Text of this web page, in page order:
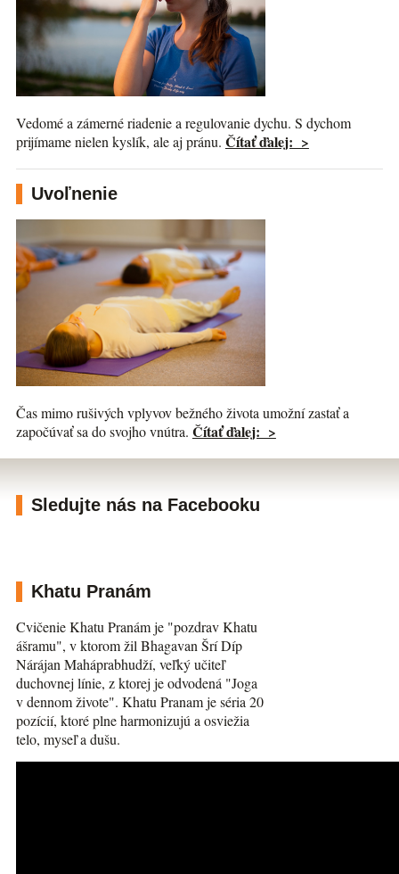
Vedomé a zámerné riadenie a regulovanie dychu. S dychom
prijímame nielen kyslík, ale aj pránu. Čítať ďalej: >
Uvoľnenie
Čas mimo rušivých vplyvov bežného života umožní zastať a
započúvať sa do svojho vnútra. Čítať ďalej: >
Sledujte nás na Facebooku
Khatu Pranám
Cvičenie Khatu Pranám je "pozdrav Khatu
ášramu", v ktorom žil Bhagavan Šrí Díp
Nárájan Maháprabhudží, veľký učiteľ
duchovnej línie, z ktorej je odvodená "Joga
v dennom živote". Khatu Pranam je séria 20
pozícií, ktoré plne harmonizujú a osviežia
telo, myseľ a dušu.